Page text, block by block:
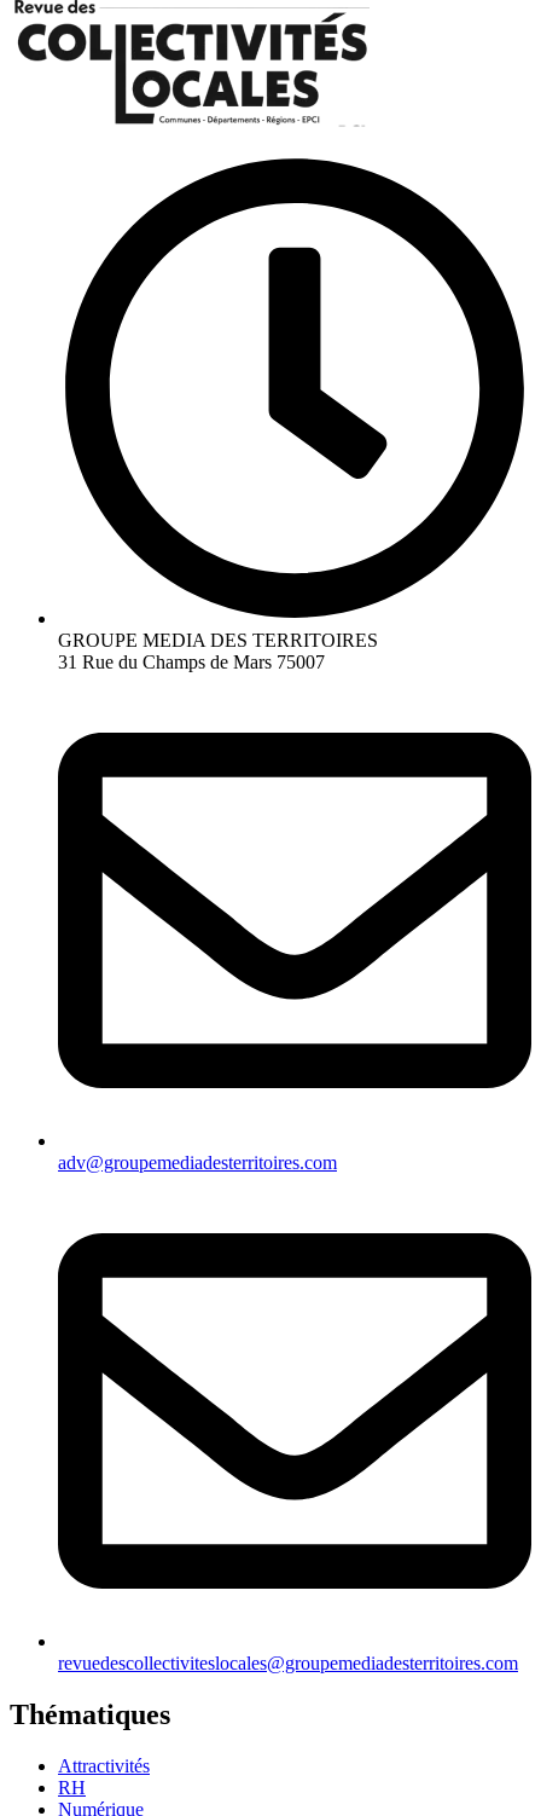
GROUPE MEDIA DES TERRITOIRES
31 Rue du Champs de Mars 75007
adv@groupemediadesterritoires.com
revuedescollectiviteslocales@groupemediadesterritoires.com
Thématiques
Attractivités
RH
Numérique